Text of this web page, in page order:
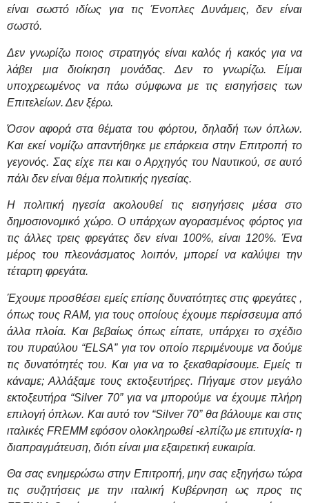
είναι σωστό ιδίως για τις Ένοπλες Δυνάμεις, δεν είναι
σωστό.
Δεν γνωρίζω ποιος στρατηγός είναι καλός ή κακός για να
λάβει μια διοίκηση μονάδας. Δεν το γνωρίζω. Είμαι
υποχρεωμένος να πάω σύμφωνα με τις εισηγήσεις των
Επιτελείων. Δεν ξέρω.
Όσον αφορά στα θέματα του φόρτου, δηλαδή των όπλων.
Και εκεί νομίζω απαντήθηκε με επάρκεια στην Επιτροπή το
γεγονός. Σας είχε πει και ο Αρχηγός του Ναυτικού, σε αυτό
πάλι δεν είναι θέμα πολιτικής ηγεσίας.
Η πολιτική ηγεσία ακολουθεί τις εισηγήσεις μέσα στο
δημοσιονομικό χώρο. Ο υπάρχων αγορασμένος φόρτος για
τις άλλες τρεις φρεγάτες δεν είναι 100%, είναι 120%. Ένα
μέρος του πλεονάσματος λοιπόν, μπορεί να καλύψει την
τέταρτη φρεγάτα.
Έχουμε προσθέσει εμείς επίσης δυνατότητες στις φρεγάτες ,
όπως τους RAM, για τους οποίους έχουμε περίσσευμα από
άλλα πλοία. Και βεβαίως όπως είπατε, υπάρχει το σχέδιο
του πυραύλου “ELSA” για τον οποίο περιμένουμε να δούμε
τις δυνατότητές του. Και για να το ξεκαθαρίσουμε. Εμείς τι
κάναμε; Αλλάξαμε τους εκτοξευτήρες. Πήγαμε στον μεγάλο
εκτοξευτήρα “Silver70” για να μπορούμε να έχουμε πλήρη
επιλογή όπλων. Και αυτό τον “Silver70” θα βάλουμε και στις
ιταλικές FREMMεφόσον ολοκληρωθεί -ελπίζω με επιτυχία- η
διαπραγμάτευση, διότι είναι μια εξαιρετική ευκαιρία.
Θα σας ενημερώσω στην Επιτροπή, μην σας εξηγήσω τώρα
τις συζητήσεις με την ιταλική Κυβέρνηση ως προς τις